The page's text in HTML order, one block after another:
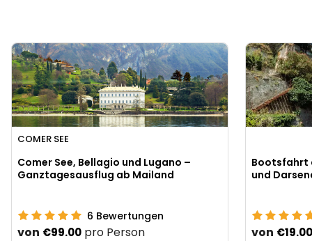
COMER SEE
Comer See, Bellagio und Lugano –
Ganztagesausflug ab Mailand
6 Bewertungen
von €99.00 pro Person
Bootsfahrt
und
von €19.00